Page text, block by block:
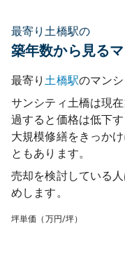
最寄り土橋駅の
築年数から見る
最寄り 土橋駅のマンシ
サンシティ土橋は現
過すると価格は低下
大規模修繕をきっか
ともあります。
売却を検討している
めします。
坪単価（万円/坪）